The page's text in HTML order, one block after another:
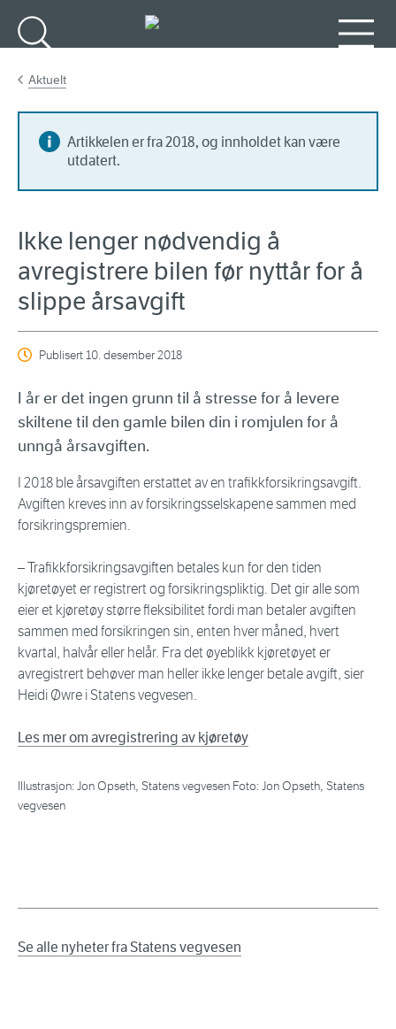
Aktuelt
Artikkelen er fra 2018, og innholdet kan være
utdatert.
Ikke lenger nødvendig å
avregistrere bilen før nyttår for å
slippe årsavgift
Publisert10. desember 2018
I år er det ingen grunn til å stresse for å levere
skiltene til den gamle bilen din i romjulen for å
unngå årsavgiften.
I 2018 ble årsavgiften erstattet av en trafikkforsikringsavgift.
Avgiften kreves inn av forsikringsselskapene sammen med
forsikringspremien.
– Trafikkforsikringsavgiften betales kun for den tiden
kjøretøyet er registrert og forsikringspliktig. Det gir alle som
eier et kjøretøy større fleksibilitet fordi man betaler avgiften
sammen med forsikringen sin, enten hver måned, hvert
kvartal, halvår eller helår. Fra det øyeblikk kjøretøyet er
avregistrert behøver man heller ikke lenger betale avgift, sier
Heidi Øwre i Statens vegvesen.
Les mer om avregistrering av kjøretøy
Illustrasjon: Jon Opseth, Statens vegvesen Foto: Jon Opseth, Statens
vegvesen
Se alle nyheter fra Statens vegvesen